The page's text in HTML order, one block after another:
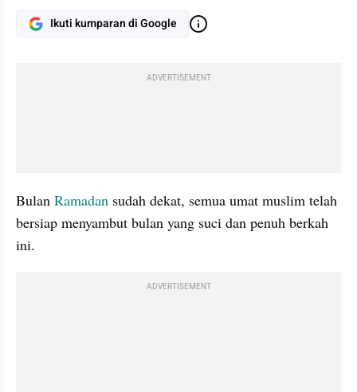
Ikuti kumparan di Google
ADVERTISEMENT
Bulan Ramadan sudah dekat, semua umat muslim telah
bersiap menyambut bulan yang suci dan penuh berkah
ini.
ADVERTISEMENT